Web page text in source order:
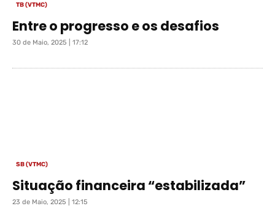
TB (VTMC)
Entre o progresso e os desafios
30 de Maio, 2025 | 17:12
SB (VTMC)
Situação financeira “estabilizada”
23 de Maio, 2025 | 12:15